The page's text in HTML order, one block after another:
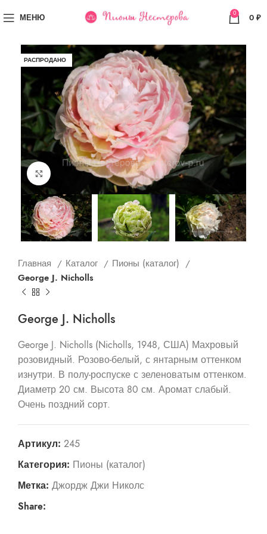
МЕНЮ 0 0 ₽
РАСПРОДАНО
Увеличить
Главная Каталог
Пионы (каталог)
George J. Nicholls
George J. Nicholls
George J. Nicholls (Nicholls, 1948, США) Махровый
розовидный. Розово-белый, с янтарным оттенком
изнутри. В полу-роспуске с зеленоватым оттенком.
Диаметр 20 см. Высота 80 см. Аромат слабый.
Очень поздний сорт.
Артикул: 245
Категория: Пионы (каталог)
Метка: Джордж Джи Николс
Share: